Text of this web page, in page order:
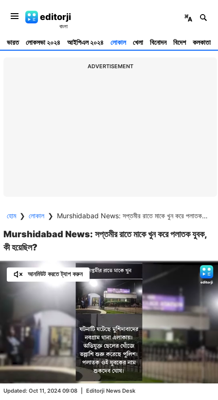
editorji
ভারত লোকসভা ২০২৪ আইপিএল ২০২৪ লোকাল খেলা বিনোদন বিদেশ কলকাতা
ADVERTISEMENT
হোম ❯ লোকাল ❯ Murshidabad News: সপ্তমীর রাতে মাকে খুন করে পলাতক যুবক, কী হয়েছিল?
Murshidabad News: সপ্তমীর রাতে মাকে খুন করে পলাতক যুবক,
কী হয়েছিল?
Updated: Oct 11, 2024 09:08 Editorji News Desk
আনমিউট করতে ট্যাপ করুন
Unmute
Loaded
100.00%